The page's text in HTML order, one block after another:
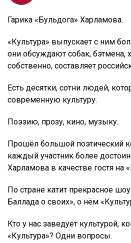
Гарика «Бульдога» Харламова.
«Культура» выпускает с ним
они обсуждают собак, бэтмена,
собственно, составляет
Есть десятки, сотни людей,
современную культуру.
Поэзию, прозу, кино, музыку.
Прошёл большой поэтический
каждый участник более
Харламова в качестве гостя на
По стране катит прекрасное
Баллада о своих», о нём
Кто у нас заведует культурой,
«Культура»? Одни вопросы.